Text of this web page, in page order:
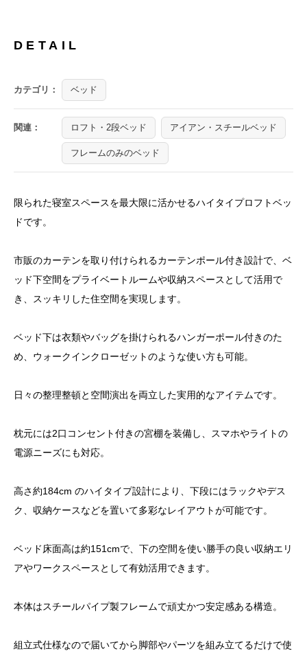
DETAIL
カテゴリ： ベッド
関連： ロフト・2段ベッド アイアン・スチールベッド
フレームのみのベッド
限られた寝室スペースを最大限に活かせるハイタイプロフトベッ
ドです。
市販のカーテンを取り付けられるカーテンポール付き設計で、ベ
ッド下空間をプライベートルームや収納スペースとして活用で
き、スッキリした住空間を実現します。
ベッド下は衣類やバッグを掛けられるハンガーポール付きのた
め、ウォークインクローゼットのような使い方も可能。
日々の整理整頓と空間演出を両立した実用的なアイテムです。
枕元には2口コンセント付きの宮棚を装備し、スマホやライトの
電源ニーズにも対応。
高さ約184cm のハイタイプ設計により、下段にはラックやデス
ク、収納ケースなどを置いて多彩なレイアウトが可能です。
ベッド床面高は約151cmで、下の空間を使い勝手の良い収納エリ
アやワークスペースとして有効活用できます。
本体はスチールパイプ製フレームで頑丈かつ安定感ある構造。
組立式仕様なので届いてから脚部やパーツを組み立てるだけで使